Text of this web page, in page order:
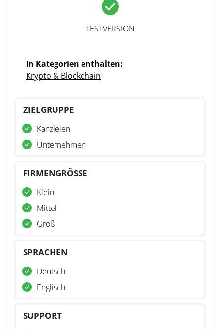
TESTVERSION
In Kategorien enthalten:
Krypto & Blockchain
ZIELGRUPPE
Kanzleien
Unternehmen
FIRMENGRÖSSE
Klein
Mittel
Groß
SPRACHEN
Deutsch
Englisch
SUPPORT